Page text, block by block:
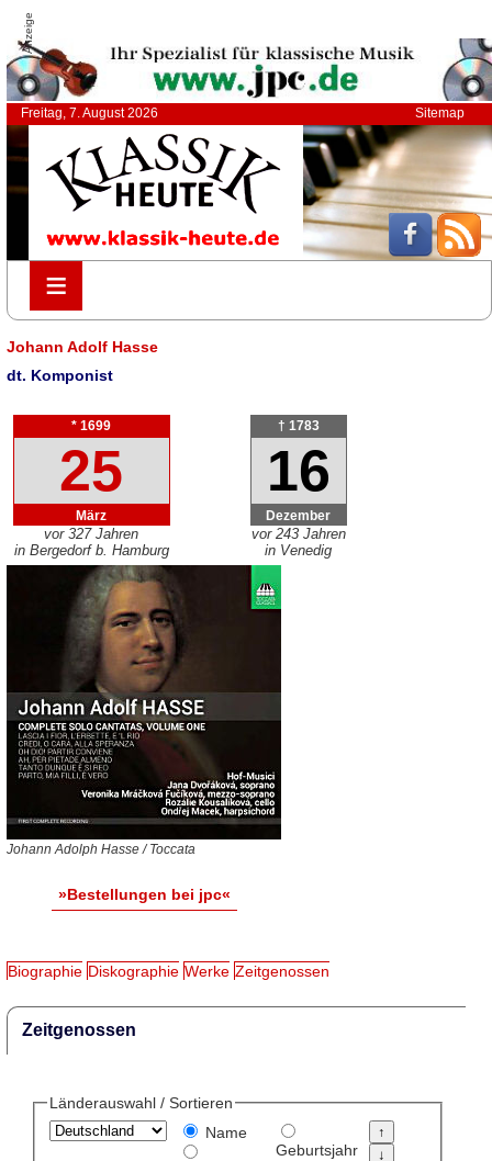
Anzeige
Freitag, 7. August 2026 Sitemap
≡
≡
Johann Adolf Hasse
dt. Komponist
* 1699
25
März
vor 327 Jahren
in Bergedorf b. Hamburg
† 1783
16
Dezember
vor 243 Jahren
in Venedig
Johann Adolph Hasse / Toccata
»Bestellungen bei jpc«
Biographie Diskographie Werke Zeitgenossen
Zeitgenossen
Länderauswahl / Sortieren
Name
Geburtsjahr